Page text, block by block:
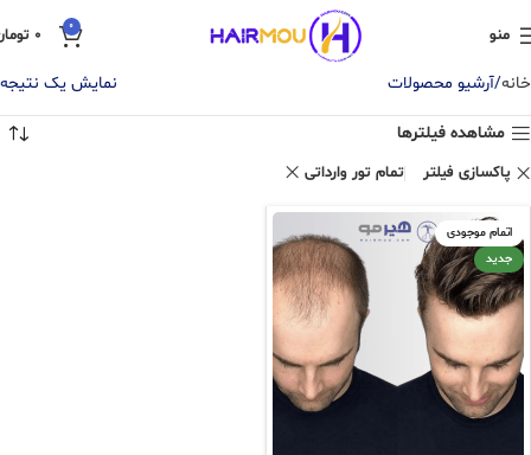
منو 0
0
خانه آرشیو محصولات نمایش یک نتیجه
مشاهده فیلترها
پاکسازی فیلتر تمام تور وارداتی
اتمام موجودی
جدید